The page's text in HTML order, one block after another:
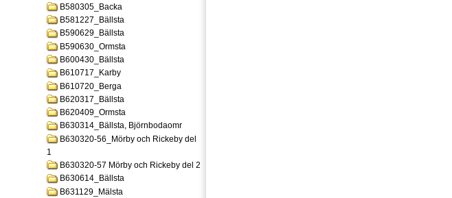
B580305_Backa
B581227_Bällsta
B590629_Bällsta
B590630_Ormsta
B600430_Bällsta
B610717_Karby
B610720_Berga
B620317_Bällsta
B620409_Ormsta
B630314_Bällsta, Björnbodaomr
B630320-56_Mörby och Rickeby del
1
B630320-57 Mörby och Rickeby del 2
B630614_Bällsta
B631129_Mälsta